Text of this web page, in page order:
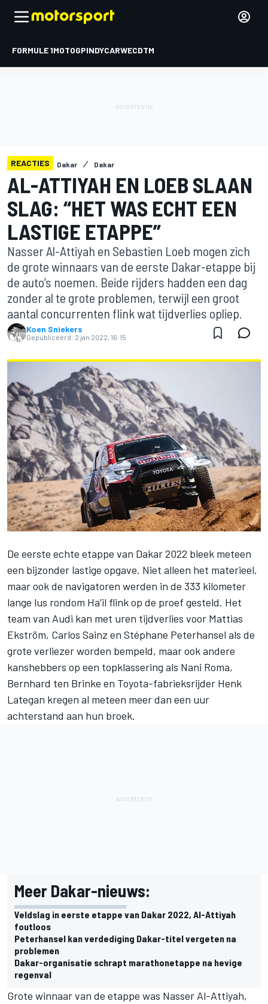
FORMULE 1MOTOGPINDYCARWECDTM
REACTIES Dakar Dakar
AL-ATTIYAH EN LOEB SLAAN
SLAG: “HET WAS ECHT EEN
LASTIGE ETAPPE”
Nasser Al-Attiyah en Sebastien Loeb mogen zich
de grote winnaars van de eerste Dakar-etappe bij
de auto’s noemen. Beide rijders hadden een dag
zonder al te grote problemen, terwijl een groot
aantal concurrenten flink wat tijdverlies opliep.
Koen Sniekers
Gepubliceerd: 2 jan 2022, 16:15
De eerste echte etappe van Dakar 2022 bleek meteen
een bijzonder lastige opgave. Niet alleen het materieel,
maar ook de navigatoren werden in de 333 kilometer
lange lus rondom Ha’il flink op de proef gesteld. Het
team van Audi kan met uren tijdverlies voor Mattias
Ekström, Carlos Sainz en Stéphane Peterhansel als de
grote verliezer worden bempeld, maar ook andere
kanshebbers op een topklassering als Nani Roma,
Bernhard ten Brinke en Toyota-fabrieksrijder Henk
Lategan kregen al meteen meer dan een uur
achterstand aan hun broek.
Meer Dakar-nieuws:
Veldslag in eerste etappe van Dakar 2022, Al-Attiyah
foutloos
Peterhansel kan verdediging Dakar-titel vergeten na
problemen
Dakar-organisatie schrapt marathonetappe na hevige
regenval
Grote winnaar van de etappe was Nasser Al-Attiyah,